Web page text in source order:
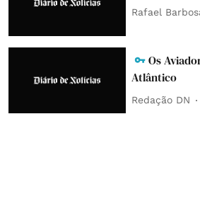
Rafael
Os
Atlântico
Redação DN